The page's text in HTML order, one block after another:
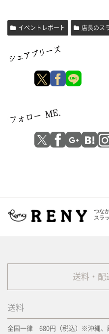
イベントレポート 店長のス
つな
スラ
送料・配
送料
全国一律 680円（税込）※沖縄、